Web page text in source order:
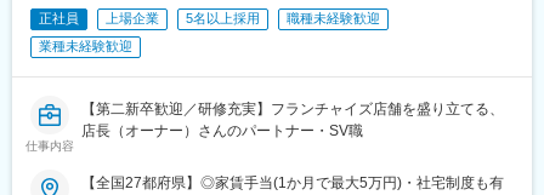
平均して月間約30～40件の商談に対して、成約率は約50％！
成果を出した分は、インセンティブで還元（年平均60万）。個人
ノルマではなく店舗全体で売上目標を設定しています。
（2）年齢や経験にかかわらず、スピード昇給・昇格が可能：
定性＋定量の両面で明確な評価基準を設定。「次に何ができれば
良いか」が明確にあり、自身の実績や頑張りがダイレクトに評価
正社員 上場企業 5名以上採用
職種未経験歓迎
業種未経験歓迎
仕事内容
【第二新卒歓迎／研修充実】フランチャイズ店舗を盛り立てる、
店長（オーナー）さんのパートナー・SV職
【全国27都府県】◎家賃手当(1か月で最大5万円)・社宅制度も有